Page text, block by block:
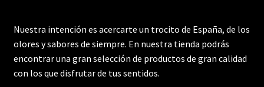
Nuestra intención es acercarte un trocito de España, de los
olores y sabores de siempre. En nuestra tienda podrás
encontrar una gran selección de productos de gran calidad
con los que disfrutar de tus sentidos.